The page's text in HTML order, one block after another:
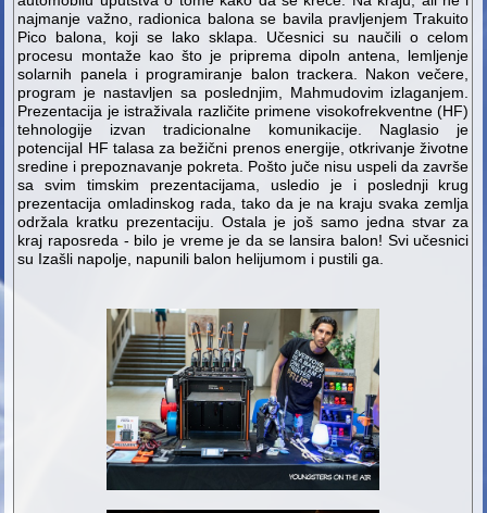
najmanje važno, radionica balona se bavila pravljenjem Trakuito
Pico balona, koji se lako sklapa. Učesnici su naučili o celom
procesu montaže kao što je priprema dipoln antena, lemljenje
solarnih panela i programiranje balon trackera. Nakon večere,
program je nastavljen sa poslednjim, Mahmudovim izlaganjem.
Prezentacija je istraživala različite primene visokofrekventne (HF)
tehnologije izvan tradicionalne komunikacije. Naglasio je
potencijal HF talasa za bežični prenos energije, otkrivanje životne
sredine i prepoznavanje pokreta. Pošto juče nisu uspeli da završe
sa svim timskim prezentacijama, usledio je i poslednji krug
prezentacija omladinskog rada, tako da je na kraju svaka zemlja
održala kratku prezentaciju. Ostala je još samo jedna stvar za
kraj raposreda - bilo je vreme je da se lansira balon! Svi učesnici
su Izašli napolje, napunili balon helijumom i pustili ga.